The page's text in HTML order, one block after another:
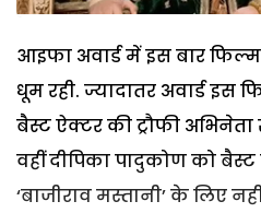
आइफा अवार्ड में इस बार फिल्म
धूम रही. ज्यादातर अवार्ड
बैस्ट ऐक्टर की ट्रौफी
वहीं दीपिका पादुकोण को
‘बाजीराव मस्तानी’ के लिए